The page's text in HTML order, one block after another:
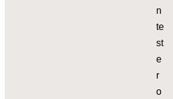
n
te
st
e
r
o